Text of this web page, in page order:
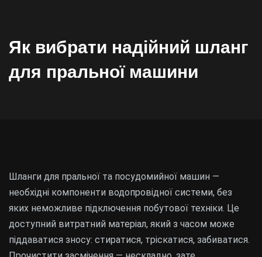
Як вибрати надійний шланг
для пральної машини
Шланги для пральної та посудомийної машин —
необхідні компоненти водопровідної системи, без
яких неможливе підключення побутової техніки. Це
доступний витратний матеріал, який з часом може
піддаватися зносу: стиратися, тріскатися, забиватися.